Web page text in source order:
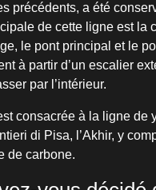
précédents, a été
de cette ligne est la
le pont principal et le
à partir d’un escalier
par l’intérieur.
consacrée à la ligne de
di Pisa, l’Akhir, y
de carbone.